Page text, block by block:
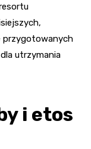
przygotowanych
utrzymania
i etos